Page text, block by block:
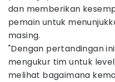
dan memberikan
pemain untuk
masing.
"Dengan pertandingan
mengukur tim untuk
melihat bagaimana